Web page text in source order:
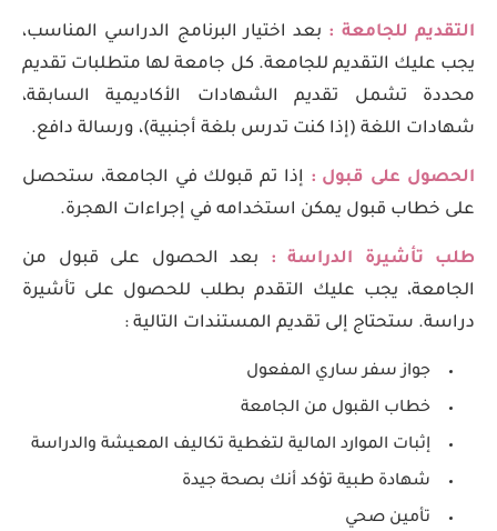
التقديم للجامعة : بعد اختيار البرنامج الدراسي المناسب،
يجب عليك التقديم للجامعة. كل جامعة لها متطلبات تقديم
محددة تشمل تقديم الشهادات الأكاديمية السابقة،
شهادات اللغة (إذا كنت تدرس بلغة أجنبية)، ورسالة دافع.
الحصول على قبول : إذا تم قبولك في الجامعة، ستحصل
على خطاب قبول يمكن استخدامه في إجراءات الهجرة.
طلب تأشيرة الدراسة :
بعد الحصول على قبول من
الجامعة، يجب عليك التقدم بطلب للحصول على تأشيرة
دراسة. ستحتاج إلى تقديم المستندات التالية :
جواز سفر ساري المفعول
خطاب القبول من الجامعة
إثبات الموارد المالية لتغطية تكاليف المعيشة والدراسة
شهادة طبية تؤكد أنك بصحة جيدة
تأمين صحي